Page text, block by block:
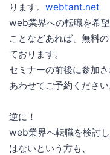
ります。 webtant.net
web業界への転職を希
ことなどあれば、無料
ております。
セミナーの前後に参加
あわせてご予約ください
逆に！
web業界へ転職を検討
はないという方も、